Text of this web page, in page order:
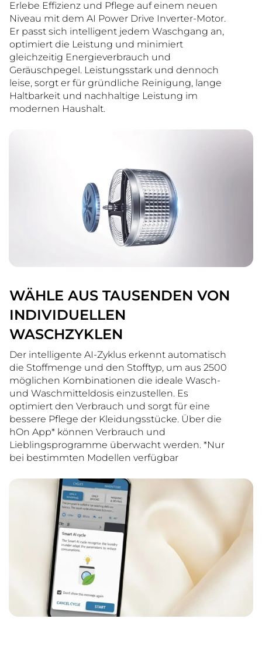
Erlebe Effizienz und Pflege auf einem neuen
Niveau mit dem AI Power Drive Inverter-Motor.
Er passt sich intelligent jedem Waschgang an,
optimiert die Leistung und minimiert
gleichzeitig Energieverbrauch und
Geräuschpegel. Leistungsstark und dennoch
leise, sorgt er für gründliche Reinigung, lange
Haltbarkeit und nachhaltige Leistung im
modernen Haushalt.
WÄHLE AUS TAUSENDEN VON
INDIVIDUELLEN
WASCHZYKLEN
Der intelligente AI-Zyklus erkennt automatisch
die Stoffmenge und den Stofftyp, um aus 2500
möglichen Kombinationen die ideale Wasch-
und Waschmitteldosis einzustellen. Es
optimiert den Verbrauch und sorgt für eine
bessere Pflege der Kleidungsstücke. Über die
hOn App* können Verbrauch und
Lieblingsprogramme überwacht werden. *Nur
bei bestimmten Modellen verfügbar